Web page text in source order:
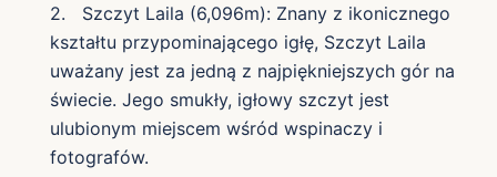
2. Szczyt Laila (6,096m): Znany z ikonicznego
kształtu przypominającego igłę, Szczyt Laila
uważany jest za jedną z najpiękniejszych gór na
świecie. Jego smukły, igłowy szczyt jest
ulubionym miejscem wśród wspinaczy i
fotografów.